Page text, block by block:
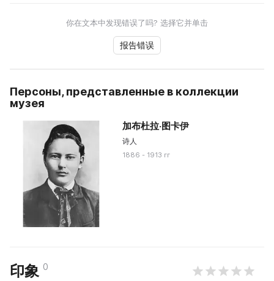
你在文本中发现错误了吗? 选择它并单击
报告错误
Персоны, представленные в коллекции
музея
加布杜拉·图卡伊
诗人
1886 - 1913 гг
印象 0